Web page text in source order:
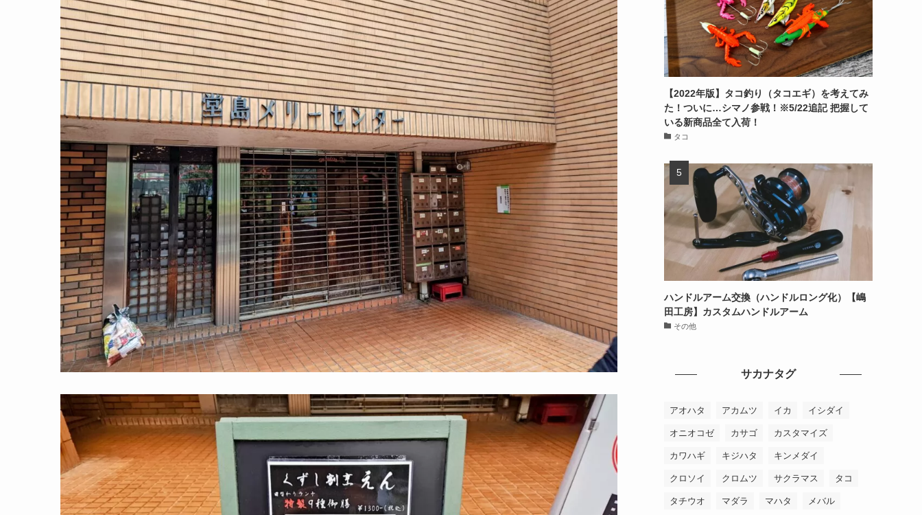
【2022年版】タコ釣り（タコエギ）を考えてみ
た！ついに…シマノ参戦！※5/22追記 把握して
いる新商品全て入荷！
タコ
ハンドルアーム交換（ハンドルロング化）【嶋
田工房】カスタムハンドルアーム
その他
サカナタグ
アオハタ アカムツ イカ イシダイ
オニオコゼ カサゴ カスタマイズ
カワハギ キジハタ キンメダイ
クロソイ クロムツ サクラマス タコ
タチウオ マダラ マハタ メバル